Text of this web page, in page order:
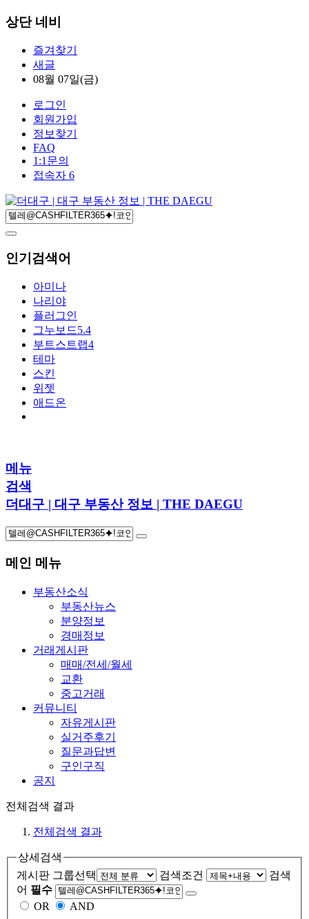
상단 네비
즐겨찾기
새글
08월 07일(금)
로그인
회원가입
정보찾기
FAQ
1:1문의
접속자 6
인기검색어
아미나
나리야
플러그인
그누보드5.4
부트스트랩4
테마
스킨
위젯
애드온
메뉴
검색
더대구 | 대구 부동산 정보 | THE DAEGU
메인 메뉴
부동산소식
부동산뉴스
분양정보
경매정보
거래게시판
매매/전세/월세
교환
중고거래
커뮤니티
자유게시판
실거주후기
질문과답변
구인구직
공지
전체검색 결과
전체검색 결과
상세검색
게시판 그룹선택
검색조건
검색
어 필수
OR
AND